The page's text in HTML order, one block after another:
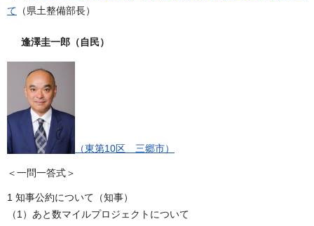
て （県土整備部長）
逢澤圭一郎（自民）
（東第10区 三郷市）
＜一問一答式＞
1 知事公約について（知事）
（1）あと数マイルプロジェクトについて